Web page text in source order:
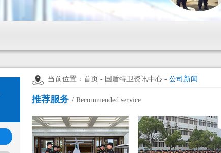
当前位置：首页 - 国盾特卫资讯中心 - 公司新闻
推荐服务 / Recommended service